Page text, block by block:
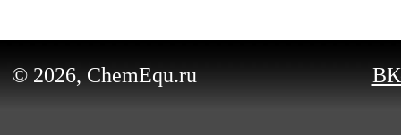
© 2026, ChemEqu.ru